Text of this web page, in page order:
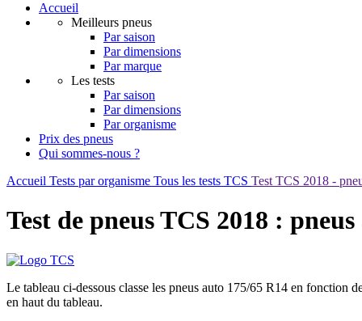
Accueil
Meilleurs pneus
Par saison
Par dimensions
Par marque
Les tests
Par saison
Par dimensions
Par organisme
Prix des pneus
Qui sommes-nous ?
Accueil Tests par organisme Tous les tests TCS Test TCS 2018 -
Test de pneus TCS 2018 :
Le tableau ci-dessous classe les pneus auto 175/65 R14 en fonction
en haut du tableau.